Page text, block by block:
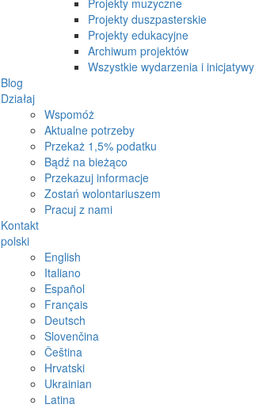
Projekty muzyczne
Projekty duszpasterskie
Projekty edukacyjne
Archiwum projektów
Wszystkie wydarzenia i inicjatywy
Blog
Działaj
Wspomóż
Aktualne potrzeby
Przekaż 1,5% podatku
Bądź na bieżąco
Przekazuj informacje
Zostań wolontariuszem
Pracuj z nami
Kontakt
polski
English
Italiano
Español
Français
Deutsch
Slovenčina
Čeština
Hrvatski
Ukrainian
Latina